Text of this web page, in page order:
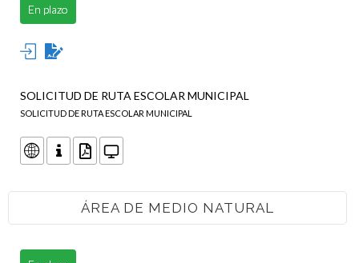
En plazo
SOLICITUD DE RUTA ESCOLAR MUNICIPAL
SOLICITUD DE RUTA ESCOLAR MUNICIPAL
ÁREA DE MEDIO NATURAL